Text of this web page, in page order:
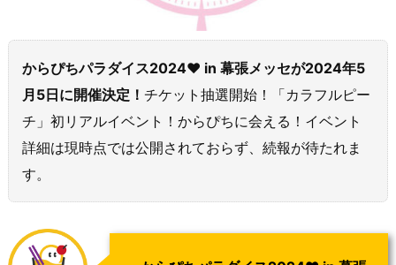
からぴちパラダイス2024♥ in 幕張メッセが2024年5
月5日に開催決定！ チケット抽選開始！「カラフルピー
チ」初リアルイベント！からぴちに会える！イベント
詳細は現時点では公開されておらず、続報が待たれま
す。